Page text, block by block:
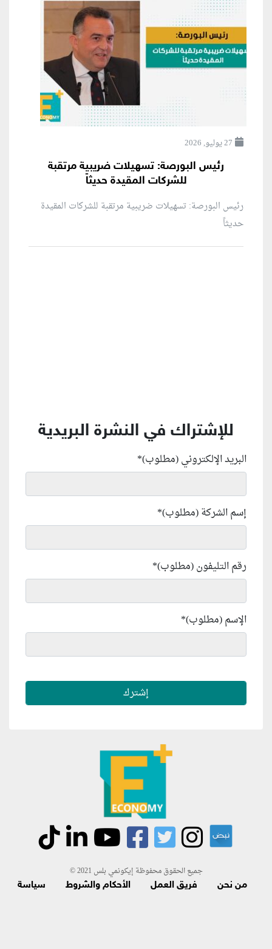
27 يوليو, 2026
رئيس البورصة: تسهيلات ضريبية مرتقبة
للشركات المقيدة حديثاً
رئيس البورصة: تسهيلات ضريبية مرتقبة للشركات المقيدة
حديثاً
للإشتراك في النشرة البريدية
البريد الإلكتروني (مطلوب)*
إسم الشركة (مطلوب)*
رقم التليفون (مطلوب)*
الإسم (مطلوب)*
جميع الحقوق محفوظة إيكونمي بلس 2021 ©
من نحن فريق العمل الأحكام والشروط
سياسة